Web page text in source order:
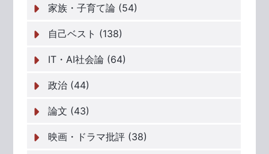
家族・子育て論 (54)
自己ベスト (138)
IT・AI社会論 (64)
政治 (44)
論文 (43)
映画・ドラマ批評 (38)